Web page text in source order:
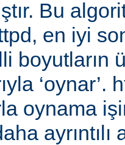
Bu
en iyi
boyutların
‘oynar’.
oynama
ayrıntılı